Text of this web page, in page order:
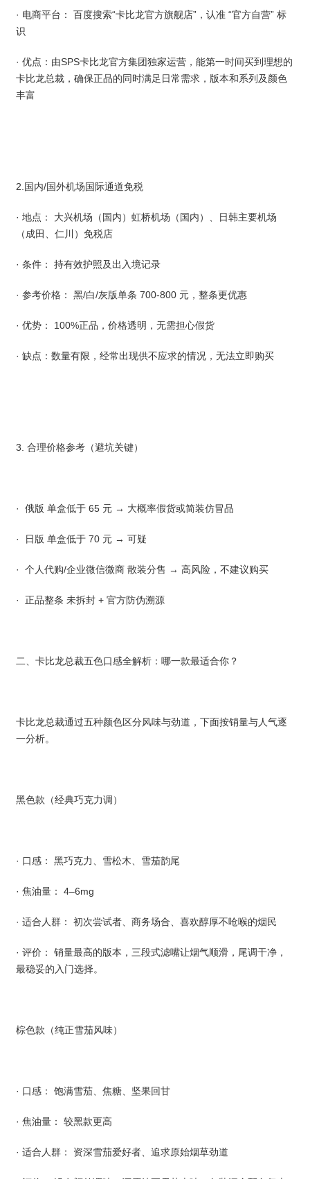
· 电商平台： 百度搜索“卡比龙官方旗舰店”，认准 “官方自营” 标
识
· 优点：由SPS卡比龙官方集团独家运营，能第一时间买到理想的
卡比龙总裁，确保正品的同时满足日常需求，版本和系列及颜色
丰富
2.国内/国外机场国际通道免税
· 地点： 大兴机场（国内）虹桥机场（国内）、日韩主要机场
（成田、仁川）免税店
· 条件： 持有效护照及出入境记录
· 参考价格： 黑/白/灰版单条 700-800 元，整条更优惠
· 优势： 100%正品，价格透明，无需担心假货
· 缺点：数量有限，经常出现供不应求的情况，无法立即购买
3. 合理价格参考（避坑关键）
· 俄版 单盒低于 65 元 → 大概率假货或简装仿冒品
· 日版 单盒低于 70 元 → 可疑
· 个人代购/企业微信微商 散装分售 → 高风险，不建议购买
· 正品整条 未拆封 + 官方防伪溯源
二、卡比龙总裁五色口感全解析：哪一款最适合你？
卡比龙总裁通过五种颜色区分风味与劲道，下面按销量与人气逐
一分析。
黑色款（经典巧克力调）
· 口感： 黑巧克力、雪松木、雪茄韵尾
· 焦油量： 4–6mg
· 适合人群： 初次尝试者、商务场合、喜欢醇厚不呛喉的烟民
· 评价： 销量最高的版本，三段式滤嘴让烟气顺滑，尾调干净，
最稳妥的入门选择。
棕色款（纯正雪茄风味）
· 口感： 饱满雪茄、焦糖、坚果回甘
· 焦油量： 较黑款更高
· 适合人群： 资深雪茄爱好者、追求原始烟草劲道